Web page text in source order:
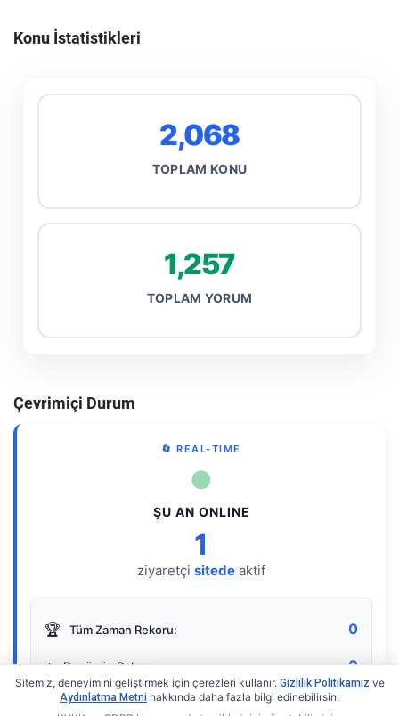
Konu İstatistikleri
2,068
TOPLAM KONU
1,257
TOPLAM YORUM
Çevrimiçi Durum
🔄 REAL-TIME
●
ŞU AN ONLINE
1
ziyaretçi sitede aktif
🏆 Tüm Zaman Rekoru: 0
⭐ Bugünün Rekoru: 0
Sitemiz, deneyimini geliştirmek için çerezleri kullanır. Gizlilik Politikamız ve
Aydınlatma Metni hakkında daha fazla bilgi edinebilirsin.